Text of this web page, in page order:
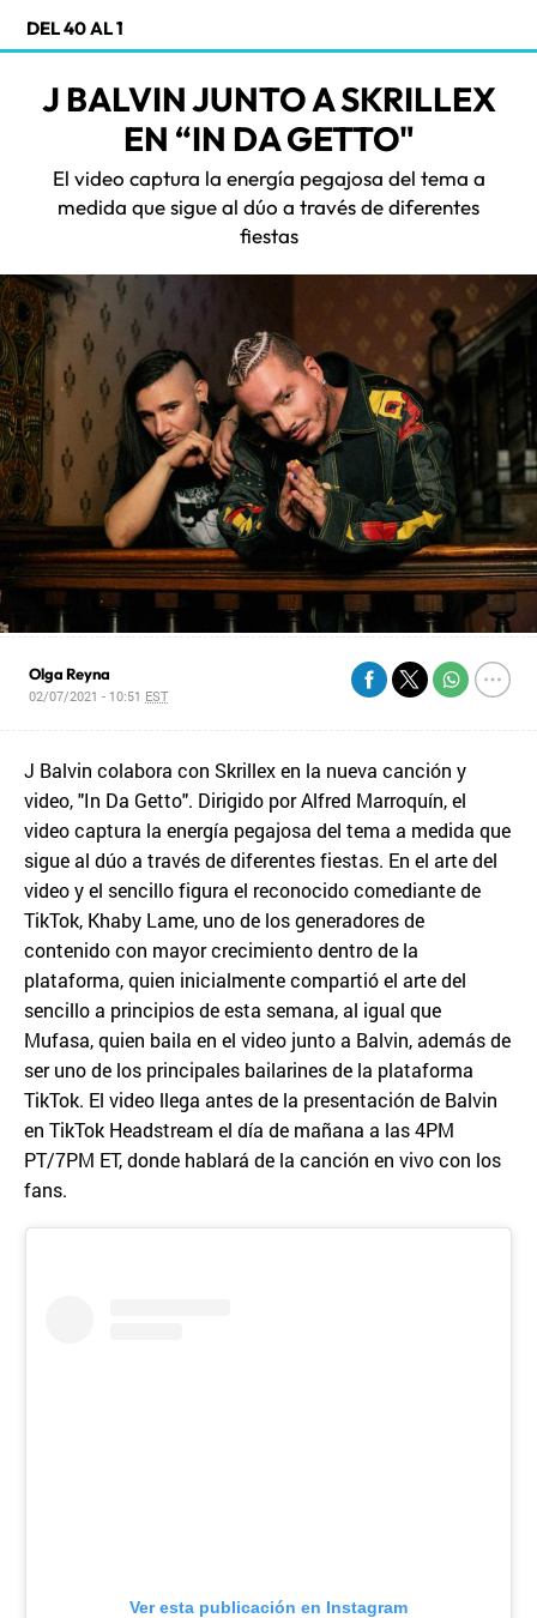
DEL 40 AL 1
J BALVIN JUNTO A SKRILLEX
EN “IN DA GETTO"
El video captura la energía pegajosa del tema a
medida que sigue al dúo a través de diferentes
fiestas
Olga Reyna
02/07/2021 - 10:51 EST
J Balvin colabora con Skrillex en la nueva canción y
video, "In Da Getto". Dirigido por Alfred Marroquín, el
video captura la energía pegajosa del tema a medida que
sigue al dúo a través de diferentes fiestas. En el arte del
video y el sencillo figura el reconocido comediante de
TikTok, Khaby Lame, uno de los generadores de
contenido con mayor crecimiento dentro de la
plataforma, quien inicialmente compartió el arte del
sencillo a principios de esta semana, al igual que
Mufasa, quien baila en el video junto a Balvin, además de
ser uno de los principales bailarines de la plataforma
TikTok. El video llega antes de la presentación de Balvin
en TikTok Headstream el día de mañana a las 4PM
PT/7PM ET, donde hablará de la canción en vivo con los
fans.
Ver esta publicación en Instagram